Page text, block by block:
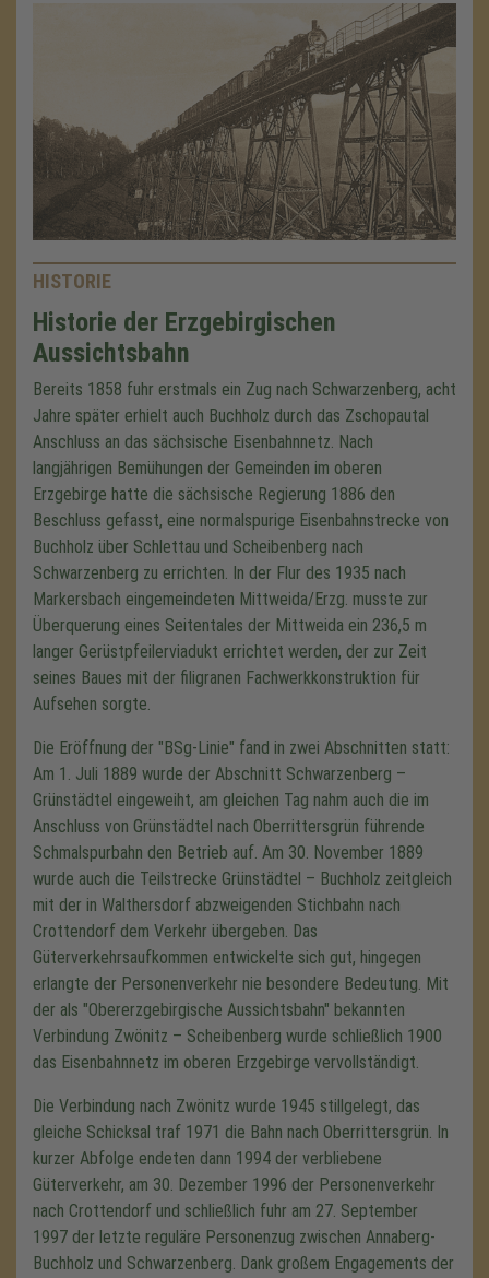
HISTORIE
Historie der Erzgebirgischen
Aussichtsbahn
Bereits 1858 fuhr erstmals ein Zug nach Schwarzenberg, acht
Jahre später erhielt auch Buchholz durch das Zschopautal
Anschluss an das sächsische Eisenbahnnetz. Nach
langjährigen Bemühungen der Gemeinden im oberen
Erzgebirge hatte die sächsische Regierung 1886 den
Beschluss gefasst, eine normalspurige Eisenbahnstrecke von
Buchholz über Schlettau und Scheibenberg nach
Schwarzenberg zu errichten. In der Flur des 1935 nach
Markersbach eingemeindeten Mittweida/Erzg. musste zur
Überquerung eines Seitentales der Mittweida ein 236,5 m
langer Gerüstpfeilerviadukt errichtet werden, der zur Zeit
seines Baues mit der filigranen Fachwerkkonstruktion für
Aufsehen sorgte.
Die Eröffnung der "BSg-Linie" fand in zwei Abschnitten statt:
Am 1. Juli 1889 wurde der Abschnitt Schwarzenberg –
Grünstädtel eingeweiht, am gleichen Tag nahm auch die im
Anschluss von Grünstädtel nach Oberrittersgrün führende
Schmalspurbahn den Betrieb auf. Am 30. November 1889
wurde auch die Teilstrecke Grünstädtel – Buchholz zeitgleich
mit der in Walthersdorf abzweigenden Stichbahn nach
Crottendorf dem Verkehr übergeben. Das
Güterverkehrsaufkommen entwickelte sich gut, hingegen
erlangte der Personenverkehr nie besondere Bedeutung. Mit
der als "Obererzgebirgische Aussichtsbahn" bekannten
Verbindung Zwönitz – Scheibenberg wurde schließlich 1900
das Eisenbahnnetz im oberen Erzgebirge vervollständigt.
Die Verbindung nach Zwönitz wurde 1945 stillgelegt, das
gleiche Schicksal traf 1971 die Bahn nach Oberrittersgrün. In
kurzer Abfolge endeten dann 1994 der verbliebene
Güterverkehr, am 30. Dezember 1996 der Personenverkehr
nach Crottendorf und schließlich fuhr am 27. September
1997 der letzte reguläre Personenzug zwischen Annaberg-
Buchholz und Schwarzenberg. Dank großem Engagements der